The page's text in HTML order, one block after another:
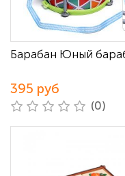
Барабан Юный
395 руб
(0)